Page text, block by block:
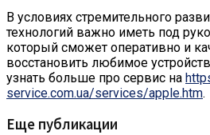
В условиях стремительного
технологий важно иметь под
который сможет оперативно и
восстановить любимое
узнать больше про сервис на
service.com.ua/services/apple.htm.
Еще публикации